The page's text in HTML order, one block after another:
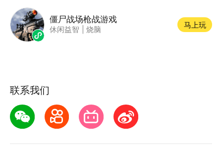
僵尸战场枪战游戏
休闲益智 烧脑
马上玩
联系我们